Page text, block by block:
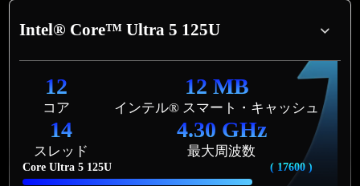
Intel® Core™ Ultra 5 125U
12
コア
12 MB
インテル® スマート・キャッシュ
14
スレッド
4.30 GHz
最大周波数
Core Ultra 5 125U
( 17600 )